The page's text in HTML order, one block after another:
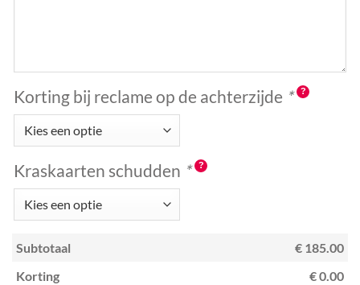
Korting bij reclame op de achterzijde *
Kraskaarten schudden *
Subtotaal
€ 185.00
Korting
€ 0.00